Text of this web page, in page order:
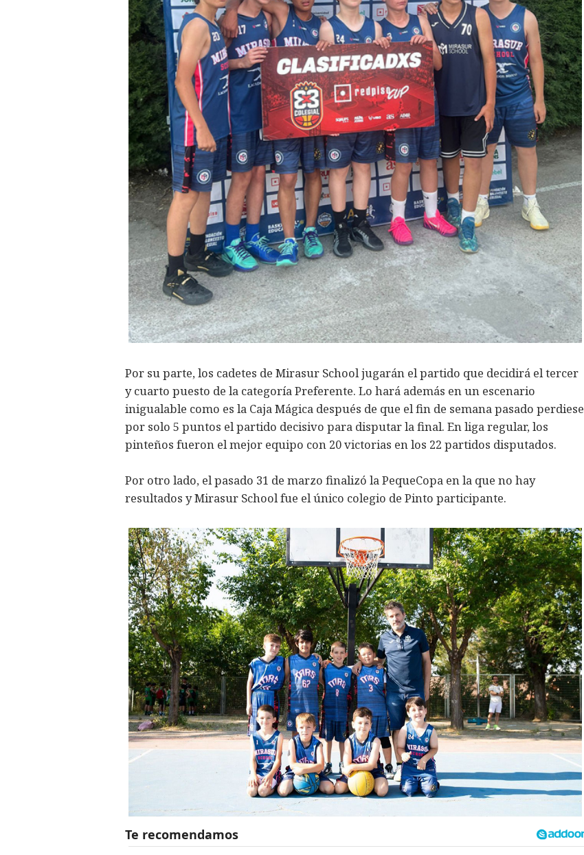
Por su parte, los cadetes de Mirasur School jugarán el partido que decidirá el tercer
y cuarto puesto de la categoría Preferente. Lo hará además en un escenario
inigualable como es la Caja Mágica después de que el fin de semana pasado perdiese
por solo 5 puntos el partido decisivo para disputar la final. En liga regular, los
pinteños fueron el mejor equipo con 20 victorias en los 22 partidos disputados.
Por otro lado, el pasado 31 de marzo finalizó la PequeCopa en la que no hay
resultados y Mirasur School fue el único colegio de Pinto participante.